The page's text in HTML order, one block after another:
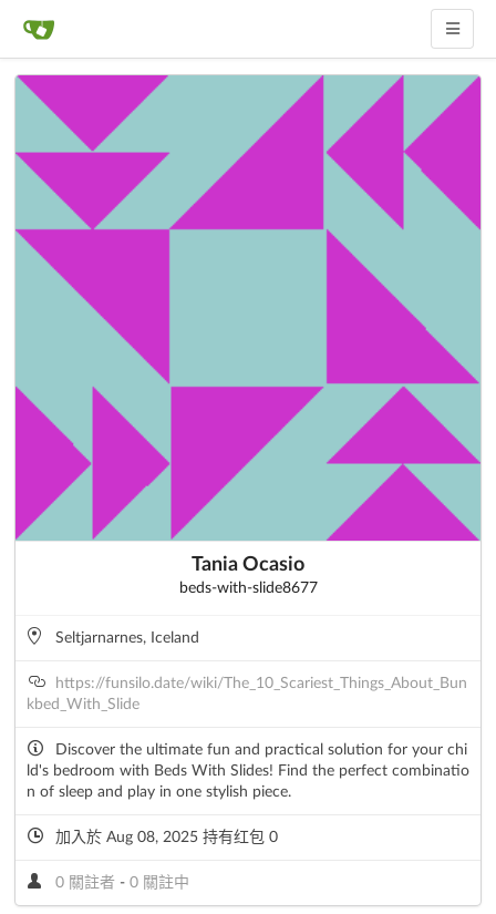
Tania Ocasio
beds-with-slide8677
Seltjarnarnes, Iceland
https://funsilo.date/wiki/The_10_Scariest_Things_About_Bun
kbed_With_Slide
Discover the ultimate fun and practical solution for your chi
ld's bedroom with Beds With Slides! Find the perfect combinatio
n of sleep and play in one stylish piece.
加入於 Aug 08, 2025 持有红包 0
0 關註者 - 0 關註中